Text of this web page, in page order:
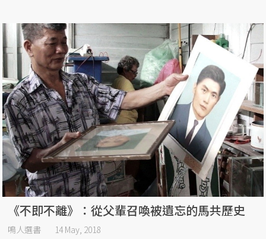
《不即不離》：從父輩召喚被遺忘的馬共歷史
鳴人選書 14 May, 2018